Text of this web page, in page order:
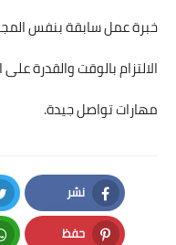
خبرة عمل سابقة بنفس
الالتزام بالوقت والقدرة
مهارات تواصل جيدة.
نشر
Facebook
حفظ